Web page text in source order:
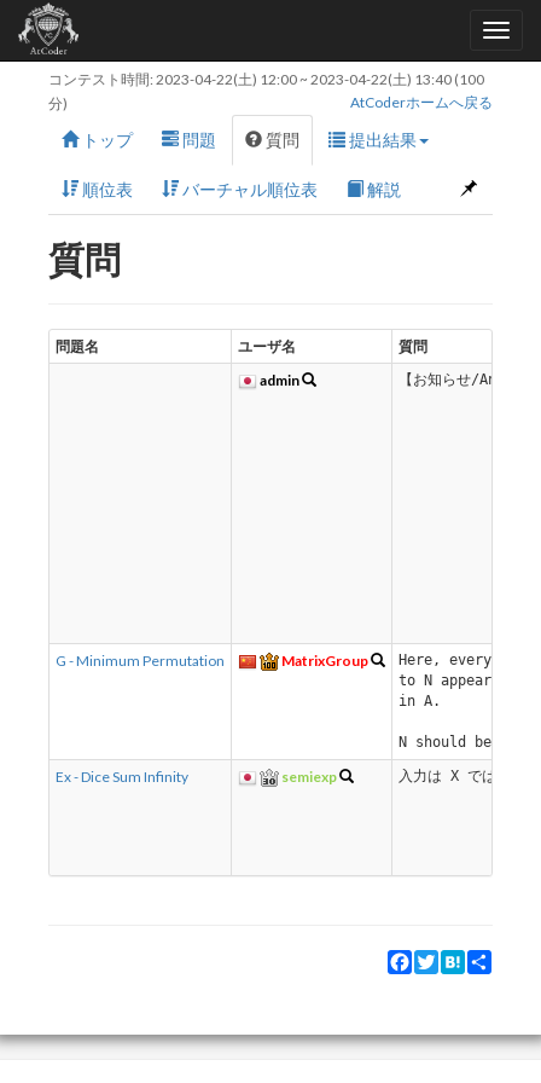
コンテスト時間: 2023-04-22(土) 12:00~ 2023-04-22(土) 13:40 (100
分)
AtCoderホームへ戻る
トップ 問題 質問 提出結果
順位表 バーチャル順位表 解説
質問
問題名 ユーザ名
質問
admin
【お知らせ/
G - Minimum Permutation MatrixGroup
Here, every
to N appears at
in A.
N should be M.
Ex - Dice Sum Infinity semiexp 入力は X ではなく
Facebook
Twitter
Hatena